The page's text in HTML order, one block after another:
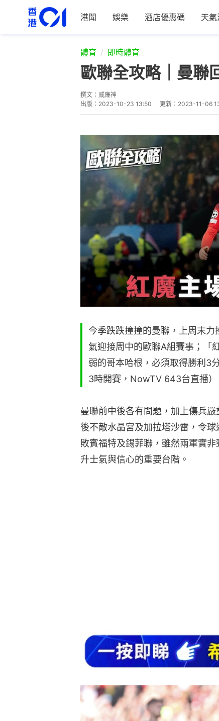
港聞 娛樂 酒店優惠碼 天氣
體育 即時體育
歐聯全攻略｜曼聯
撰文： 威廉神
出版： 2023-10-23 13:50 更新： 2023-11-06
今季跌跌撞撞的曼聯，上周末
氣迎接周中的歐聯A組賽事；「
弱的哥本哈根，必須取得勝利3
3時開賽，NowTV 643台直播）
曼聯前中後各有問題，加上傷兵
後不敵水晶宮及加拉塔沙雷，令
敗賓福特及錫菲聯，雖然兩軍實
升士氣與信心的重要台階。